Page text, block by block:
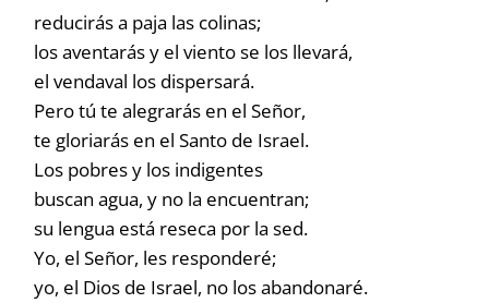
reducirás a paja las colinas;
los aventarás y el viento se los llevará,
el vendaval los dispersará.
Pero tú te alegrarás en el Señor,
te gloriarás en el Santo de Israel.
Los pobres y los indigentes
buscan agua, y no la encuentran;
su lengua está reseca por la sed.
Yo, el Señor, les responderé;
yo, el Dios de Israel, no los abandonaré.